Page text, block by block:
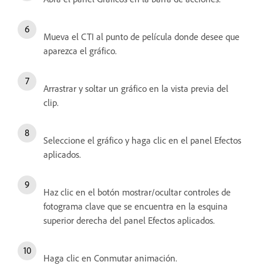
Mueva el CTI al punto de película donde desee que
aparezca el gráfico.
Arrastrar y soltar un gráfico en la vista previa del
clip.
Seleccione el gráfico y haga clic en el panel Efectos
aplicados.
Haz clic en el botón mostrar/ocultar controles de
fotograma clave que se encuentra en la esquina
superior derecha del panel Efectos aplicados.
Haga clic en Conmutar animación.